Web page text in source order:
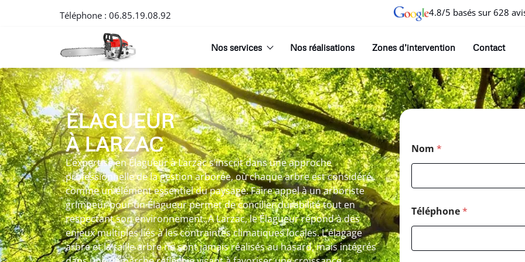
Téléphone : 06.85.19.08.92 4.8/5 basés sur 628
Nos services Nos réalisations Zones d’intervention Contact
ÉLAGUEUR
À LARZAC
L’expertise en Élagueur à Larzac s’inscrit dans une approche
professionnelle de la gestion arborée, où chaque arbre est considéré
comme un élément essentiel du paysage. Faire appel à un arboriste
grimpeur pour un Élagueur permet de concilier durabilité tout en
respectant son environnement. A Larzac, le Élagueur répond à des
enjeux multiples liés à les contraintes climatiques locales. L’élagage
arbre et la taille arbre ne sont jamais réalisés au hasard, mais intégrés
Nom *
Téléphone*